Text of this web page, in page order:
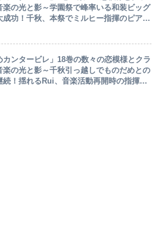
楽の光と影～学園祭で峰率いる和装ビッグ
成功！千秋、本祭でミルヒー指揮のピアノ
カンタービレ」18巻の数々の恋模様とクラ
楽の光と影～千秋引っ越しでものだめとの
続！揺れるRui、音楽活動再開時の指揮は